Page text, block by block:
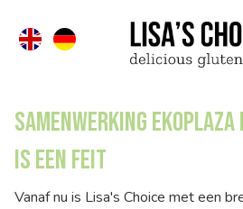
Samenwerking Ekoplaza
is een feit
Vanaf nu is Lisa's Choice met een